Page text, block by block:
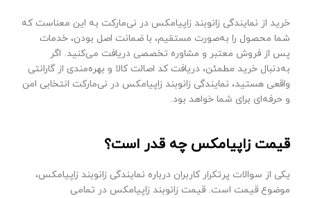
خرید از نمایندگی زانوبند زاپیامکس در نی‌مارکت به این معناست که
شما محصول را به‌صورت مستقیم، با ضمانت اصل بودن، خدمات
پس از فروش معتبر و مشاوره تخصصی دریافت می‌کنید. اگر
به‌دنبال خرید مطمئن، دریافت کد اصالت کالا و بهره‌مندی از گارانتی
واقعی هستید، نمایندگی زانوبند زاپیامکس در نی‌مارکت انتخابی امن
و حرفه‌ای برای شما خواهد بود.
قیمت زاپیامکس چه قدر است؟
یکی از سوالات پرتکرار کاربران درباره نمایندگی زانوبند زاپیامکس،
موضوع قیمت است. قیمت زانوبند زاپیامکس در تمامی